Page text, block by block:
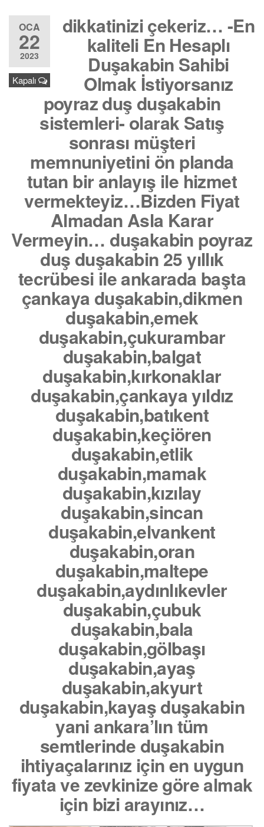
OCA
22
2023
Kapalı
dikkatinizi çekeriz… -En
kaliteli En Hesaplı
Duşakabin Sahibi
Olmak İstiyorsanız
poyraz duş duşakabin
sistemleri- olarak Satış
sonrası müşteri
memnuniyetini ön planda
tutan bir anlayış ile hizmet
vermekteyiz…Bizden Fiyat
Almadan Asla Karar
Vermeyin… duşakabin poyraz
duş duşakabin 25 yıllık
tecrübesi ile ankarada başta
çankaya duşakabin,dikmen
duşakabin,emek
duşakabin,çukurambar
duşakabin,balgat
duşakabin,kırkonaklar
duşakabin,çankaya yıldız
duşakabin,batıkent
duşakabin,keçiören
duşakabin,etlik
duşakabin,mamak
duşakabin,kızılay
duşakabin,sincan
duşakabin,elvankent
duşakabin,oran
duşakabin,maltepe
duşakabin,aydınlıkevler
duşakabin,çubuk
duşakabin,bala
duşakabin,gölbaşı
duşakabin,ayaş
duşakabin,akyurt
duşakabin,kayaş duşakabin
yani ankara’lın tüm
semtlerinde duşakabin
ihtiyaçalarınız için en uygun
fiyata ve zevkinize göre almak
için bizi arayınız…